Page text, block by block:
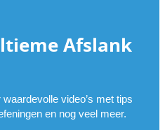
Afslank
video’s met tips
en nog veel meer.